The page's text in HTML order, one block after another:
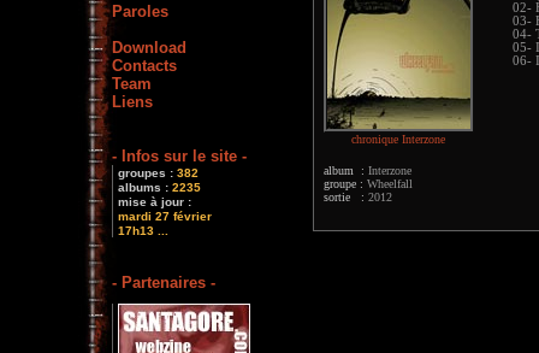
Paroles
Download
Contacts
Team
Liens
- Infos sur le site -
groupes : 382
albums : 2235
mise à jour :
mardi 27 février
17h13 ...
- Partenaires -
chronique Interzone
album : Interzone
groupe : Wheelfall
sortie : 2012
02-
03-
04-
05-
06-